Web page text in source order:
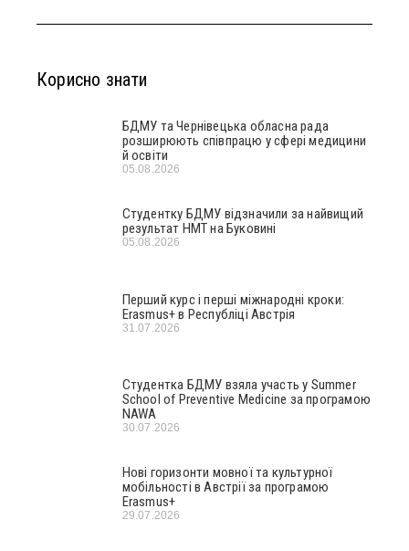
Корисно знати
БДМУ та Чернівецька обласна рада
розширюють співпрацю у сфері медицини
й освіти
05.08.2026
Студентку БДМУ відзначили за найвищий
результат НМТ на Буковині
05.08.2026
Перший курс і перші міжнародні кроки:
Erasmus+ в Республіці Австрія
31.07.2026
Студентка БДМУ взяла участь у Summer
School of Preventive Medicine за програмою
NAWA
30.07.2026
Нові горизонти мовної та культурної
мобільності в Австрії за програмою
Erasmus+
29.07.2026